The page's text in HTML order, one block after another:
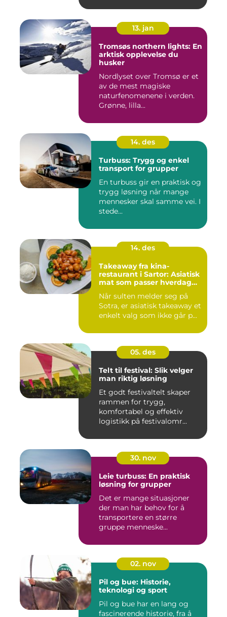
13. jan
Tromsøs northern lights: En
arktisk opplevelse du
husker
Nordlyset over Tromsø er et
av de mest magiske
naturfenomenene i verden.
Grønne, lilla...
14. des
Turbuss: Trygg og enkel
transport for grupper
En turbuss gir en praktisk og
trygg løsning når mange
mennesker skal samme vei. I
stede...
14. des
Takeaway fra kina-
restaurant i Sartor: Asiatisk
mat som passer hverdag
Når sulten melder seg på
Sotra, er asiatisk takeaway et
enkelt valg som ikke går p...
05. des
Telt til festival: Slik velger
man riktig løsning
Et godt festivaltelt skaper
rammen for trygg,
komfortabel og effektiv
logistikk på festivalomr...
30. nov
Leie turbuss: En praktisk
løsning for grupper
Det er mange situasjoner
der man har behov for å
transportere en større
gruppe menneske...
02. nov
Pil og bue: Historie,
teknologi og sport
Pil og bue har en lang og
fascinerende historie, fra å